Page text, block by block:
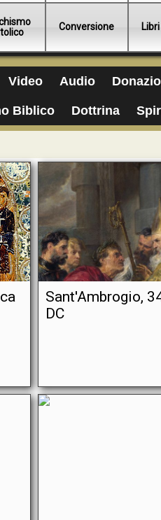
Conversione
Video Audio
Biblico Dottrina
Sant'Ambrogio,
DC